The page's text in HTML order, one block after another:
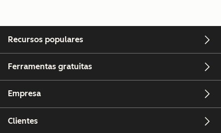
Recursos populares
Ferramentas gratuitas
Empresa
Clientes